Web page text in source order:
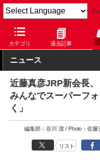
カテゴリ 過去記事
Car Watch モータースポーツ
ニュース
近藤真彦JRP新会長、
みんなでスーパーフ
く」
編集部：谷川 潔 Photo：佐藤
リスト